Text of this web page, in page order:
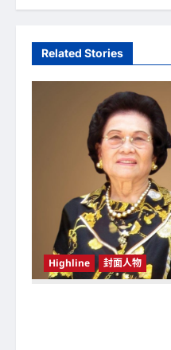
s
t
n
Related Stories
Highline 封面人物